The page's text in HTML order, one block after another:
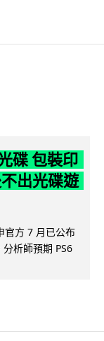
碟 包裝印
出光碟遊
官方 7 月已公布
析師預期 PS6